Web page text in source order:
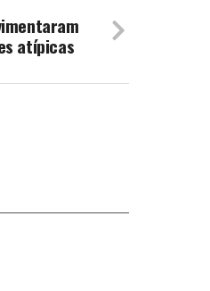
atípicas